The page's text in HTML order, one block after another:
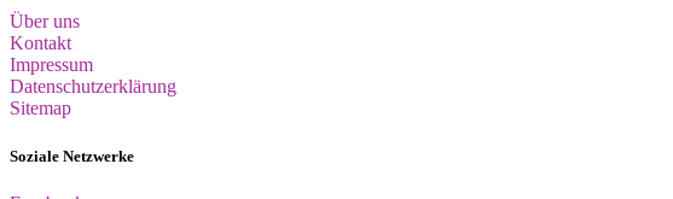
Über uns
Kontakt
Impressum
Datenschutzerklärung
Sitemap
Soziale Netzwerke